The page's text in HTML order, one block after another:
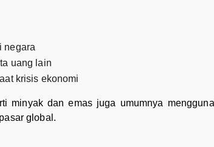
negara
uang lain
krisis ekonomi
minyak dan emas juga umumnya
global.